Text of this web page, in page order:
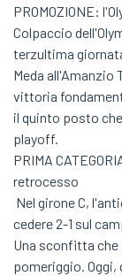
PROMOZIONE:
Colpaccio
terzultima
Meda all'Amanzio
vittoria
il quinto posto
playoff.
PRIMA
retrocesso
Nel girone C,
cedere 2-1 sul
Una sconfitta
pomeriggio.